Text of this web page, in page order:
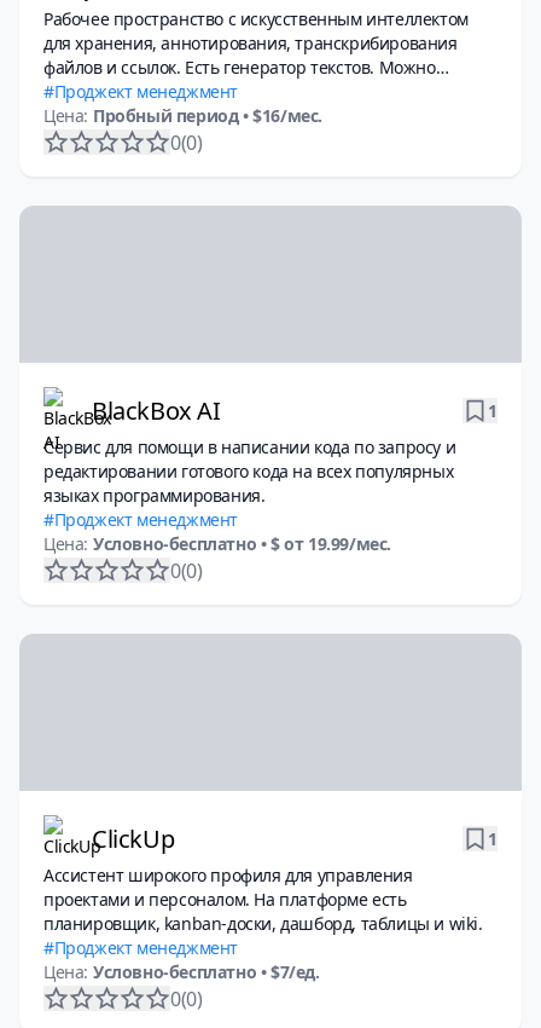
Рабочее пространство с искусственным интеллектом
для хранения, аннотирования, транскрибирования
файлов и ссылок. Есть генератор текстов. Можно
работать командой.
Проджект менеджмент
Цена: Пробный период• $16/мес.
0(0)
BlackBox AI
1
Сервис для помощи в написании кода по запросу и
редактировании готового кода на всех популярных
языках программирования.
Проджект менеджмент
Цена: Условно-бесплатно • $ от 19.99/мес.
0(0)
ClickUp
1
Ассистент широкого профиля для управления
проектами и персоналом. На платформе есть
планировщик, kanban-доски, дашборд, таблицы и wiki.
Проджект менеджмент
Цена: Условно-бесплатно • $7/ед.
0(0)